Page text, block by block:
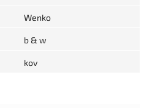
Wenko
b & w
kov